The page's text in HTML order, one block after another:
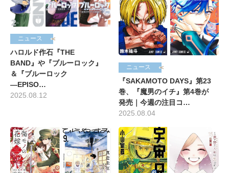
ニュース
ハロルド作石『THE
BAND』や『ブルーロック』
＆『ブルーロック
―EPISO…
2025.08.12
ニュース
『SAKAMOTO DAYS』第23
巻、『魔男のイチ』第4巻が
発売｜今週の注目コ…
2025.08.04